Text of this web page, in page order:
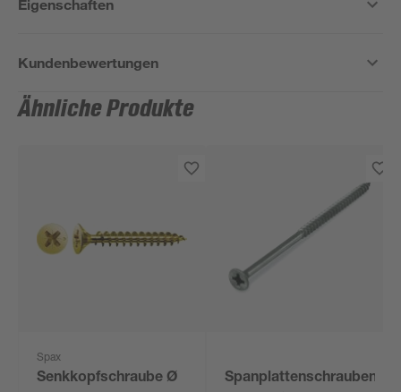
Eigenschaften
Kundenbewertungen
Ähnliche Produkte
Spax
Senkkopfschraube Ø
Spanplattenschrauben